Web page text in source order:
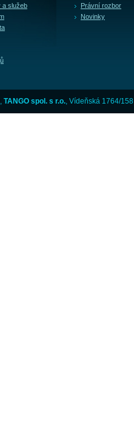
a služeb
Právní rozbor
Novinky
TANGO spol. s r.o. , Vídeňská 1764/